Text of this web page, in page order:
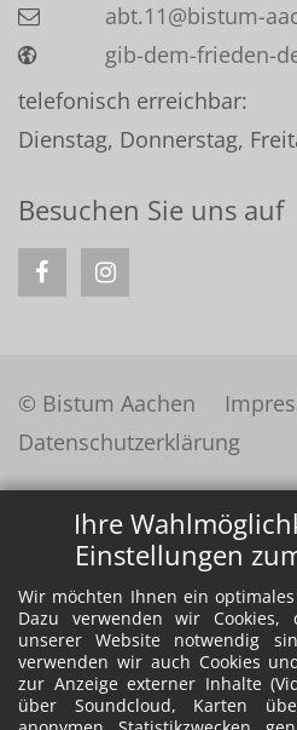
Ihre
Einstellungen
Wir möchten Ihnen ein
Dazu verwenden wir
unserer Website notwendig
verwenden wir auch Cookies
zur Anzeige externer Inhalte
über Soundcloud, Karten
abt.11@bistum-
gib-dem-frieden-
telefonisch erreichbar:
Dienstag, Donnerstag,
Besuchen Sie uns auf
© Bistum Aachen
Datenschutzerklärung